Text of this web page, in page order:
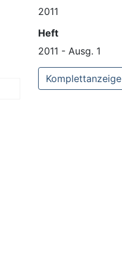
2011
Heft
2011 - Ausg. 1
Komplettanzeige